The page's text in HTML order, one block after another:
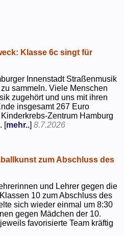
Klasse 6c singt für
Innenstadt Straßenmusik
sammeln. Viele Menschen
zugehört und uns mit ihren
insgesamt 267 Euro
Zentrum Hamburg
[mehr..]8.7.2026
zum Abschluss des
und Lehrer gegen die
10 zum Abschluss des
sich wieder einmal um 8:30
gegen Mädchen der 10.
favorisierte Team kräftig